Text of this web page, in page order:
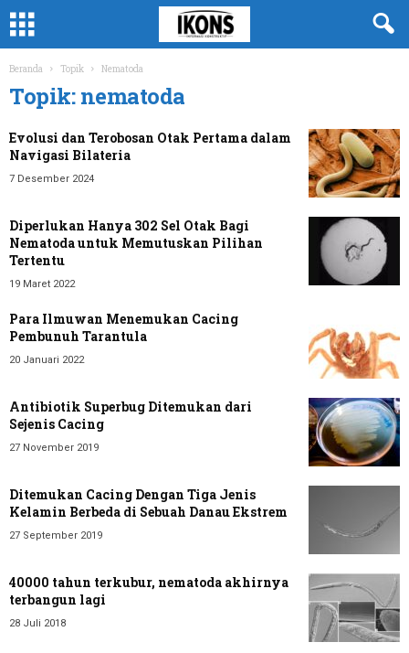
Beranda Topik Nematoda
Topik: nematoda
Evolusi dan Terobosan Otak Pertama dalam
Navigasi Bilateria
7 Desember 2024
Diperlukan Hanya 302 Sel Otak Bagi
Nematoda untuk Memutuskan Pilihan
Tertentu
19 Maret 2022
Para Ilmuwan Menemukan Cacing
Pembunuh Tarantula
20 Januari 2022
Antibiotik Superbug Ditemukan dari
Sejenis Cacing
27 November 2019
Ditemukan Cacing Dengan Tiga Jenis
Kelamin Berbeda di Sebuah Danau Ekstrem
27 September 2019
40000 tahun terkubur, nematoda akhirnya
terbangun lagi
28 Juli 2018